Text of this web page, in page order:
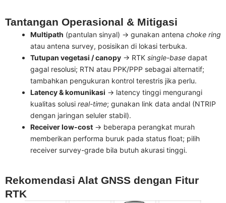
Tantangan Operasional & Mitigasi
Multipath (pantulan sinyal) → gunakan antena choke ring
atau antena survey, posisikan di lokasi terbuka.
Tutupan vegetasi / canopy → RTK single-base dapat
gagal resolusi; RTN atau PPK/PPP sebagai alternatif;
tambahkan pengukuran kontrol terestris jika perlu.
Latency & komunikasi → latency tinggi mengurangi
kualitas solusi real-time; gunakan link data andal (NTRIP
dengan jaringan seluler stabil).
Receiver low-cost → beberapa perangkat murah
memberikan performa buruk pada status float; pilih
receiver survey-grade bila butuh akurasi tinggi.
Rekomendasi Alat GNSS dengan Fitur
RTK